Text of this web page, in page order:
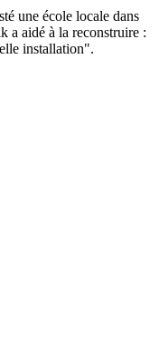
une école locale dans
a aidé à la reconstruire :
installation".